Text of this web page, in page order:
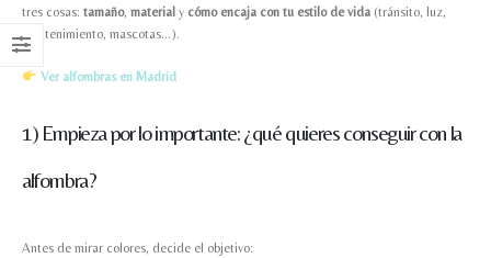
tres cosas: tamaño, material y cómo encaja con tu estilo de vida (tránsito, luz,
mantenimiento, mascotas…).
Ver alfombras en Madrid
1) Empieza por lo importante: ¿qué quieres conseguir con la
alfombra?
Antes de mirar colores, decide el objetivo: